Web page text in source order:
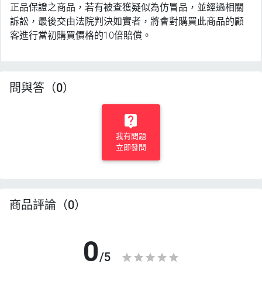
正品保證之商品，若有被查獲疑似為仿冒品，並經過相關
訴訟，最後交由法院判決如實者，將會對購買此商品的顧
客進行當初購買價格的10倍賠償。
問與答（0）
我有問題
立即發問
商品評論（0）
0/5